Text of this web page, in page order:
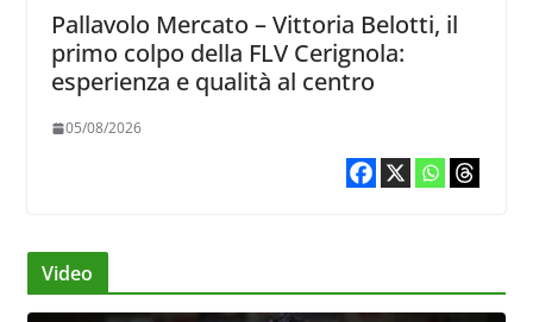
Pallavolo Mercato – Vittoria Belotti, il
primo colpo della FLV Cerignola:
esperienza e qualità al centro
05/08/2026
Video